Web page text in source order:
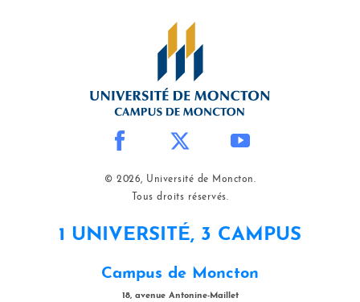
© 2026, Université de Moncton.
Tous droits réservés.
1 UNIVERSITÉ, 3 CAMPUS
Campus de Moncton
18, avenue Antonine-Maillet